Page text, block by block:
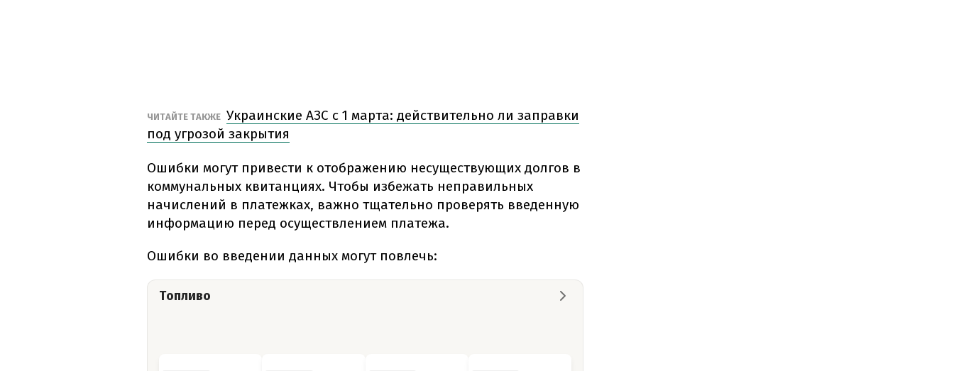
ЧИТАЙТЕ ТАКЖЕ Украинские АЗС с 1 марта: действительно ли заправки
под угрозой закрытия
Ошибки могут привести к отображению несуществующих долгов в
коммунальных квитанциях. Чтобы избежать неправильных
начислений в платежках, важно тщательно проверять введенную
информацию перед осуществлением платежа.
Ошибки во введении данных могут повлечь:
Топливо